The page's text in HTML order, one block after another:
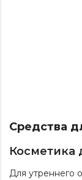
Средства
Косметика
Для утреннего